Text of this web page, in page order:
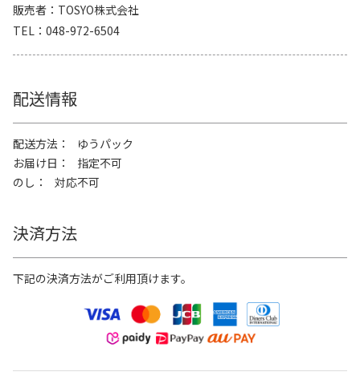
販売者
TOSYO株式会社
TEL
048-972-6504
配送情報
配送方法
ゆうパック
お届け日
指定不可
のし
対応不可
決済方法
下記の決済方法がご利用頂けます。